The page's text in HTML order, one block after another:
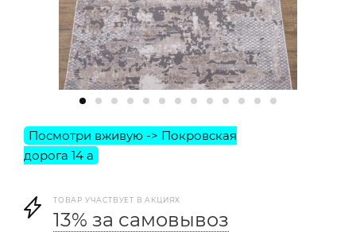
ТОВАР УЧАСТВУЕТ В АКЦИЯХ
13% за самовывоз